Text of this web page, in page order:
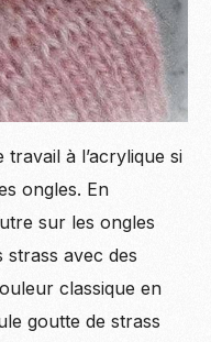
travail à l’acrylique si
ongles. En
sur les ongles
strass avec des
classique en
goutte de strass